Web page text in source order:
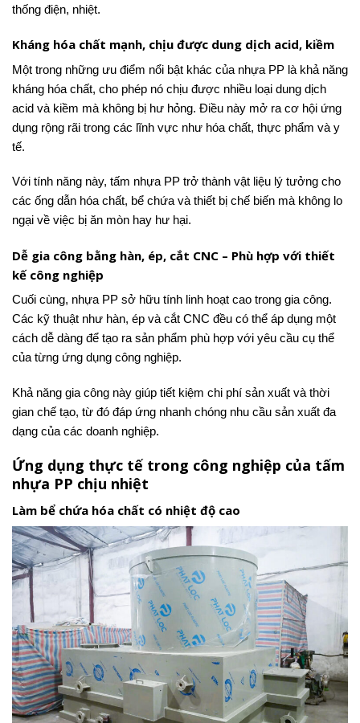
thống điện, nhiệt.
Kháng hóa chất mạnh, chịu được dung dịch acid, kiềm
Một trong những ưu điểm nổi bật khác của nhựa PP là khả năng
kháng hóa chất, cho phép nó chịu được nhiều loại dung dịch
acid và kiềm mà không bị hư hỏng. Điều này mở ra cơ hội ứng
dụng rộng rãi trong các lĩnh vực như hóa chất, thực phẩm và y
tế.
Với tính năng này, tấm nhựa PP trở thành vật liệu lý tưởng cho
các ống dẫn hóa chất, bể chứa và thiết bị chế biến mà không lo
ngại về việc bị ăn mòn hay hư hại.
Dễ gia công bằng hàn, ép, cắt CNC – Phù hợp với thiết
kế công nghiệp
Cuối cùng, nhựa PP sở hữu tính linh hoạt cao trong gia công.
Các kỹ thuật như hàn, ép và cắt CNC đều có thể áp dụng một
cách dễ dàng để tạo ra sản phẩm phù hợp với yêu cầu cụ thể
của từng ứng dụng công nghiệp.
Khả năng gia công này giúp tiết kiệm chi phí sản xuất và thời
gian chế tạo, từ đó đáp ứng nhanh chóng nhu cầu sản xuất đa
dạng của các doanh nghiệp.
Ứng dụng thực tế trong công nghiệp của tấm
nhựa PP chịu nhiệt
Làm bể chứa hóa chất có nhiệt độ cao